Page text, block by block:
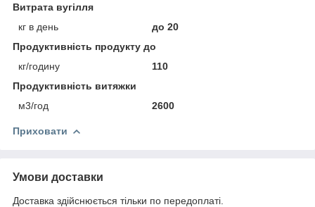
Витрата вугілля
кг в день
до 20
Продуктивність продукту до
кг/годину
110
Продуктивність витяжки
м3/год
2600
Приховати
Умови доставки
Доставка здійснюється тільки по передоплаті.